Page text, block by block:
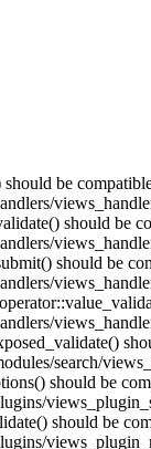
be
should be
should be
search/
should be
should be